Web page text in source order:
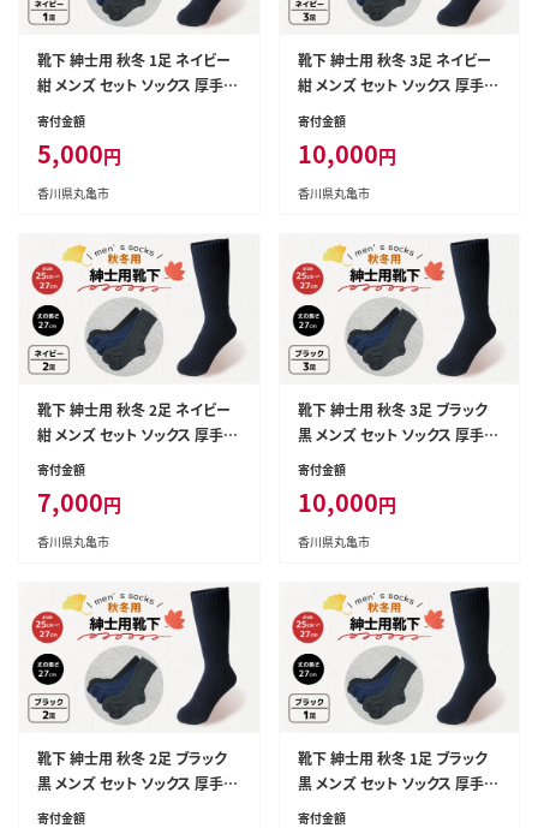
靴下 紳士用 秋冬 1足 ネイビー
紺 メンズ セット ソックス 厚手
あったかい ビジネス オフィス ス
ポーツ アウトドア 運動 ファッシ
ョン ルームソックス おしゃれ 香
川県 丸亀市
寄付金額
5,000円
香川県丸亀市
靴下 紳士用 秋冬 3足 ネイビー
紺 メンズ セット ソックス 厚手
あったかい ビジネス オフィス ス
ポーツ アウトドア 運動 ファッシ
ョン ルームソックス おしゃれ 香
川県 丸亀市
寄付金額
10,000円
香川県丸亀市
靴下 紳士用 秋冬 2足 ネイビー
紺 メンズ セット ソックス 厚手
あったかい ビジネス オフィス ス
ョン ルームソックス おしゃれ 香
川県 丸亀市
寄付金額
7,000円
香川県丸亀市
靴下 紳士用 秋冬 3足 ブラック
黒 メンズ セット ソックス 厚手
あったかい ビジネス オフィス ス
ョン ルームソックス おしゃれ 香
川県 丸亀市
寄付金額
10,000円
香川県丸亀市
靴下 紳士用 秋冬 2足 ブラック
黒 メンズ セット ソックス 厚手
あったかい ビジネス オフィス ス
寄付金額
靴下 紳士用 秋冬 1足 ブラック
黒 メンズ セット ソックス 厚手
あったかい ビジネス オフィス ス
寄付金額